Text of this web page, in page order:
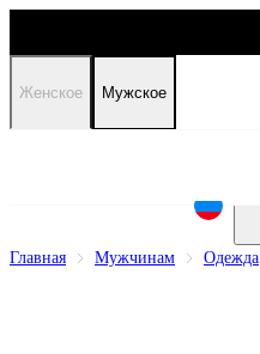
Женское Мужское
Главная Мужчинам Одежда